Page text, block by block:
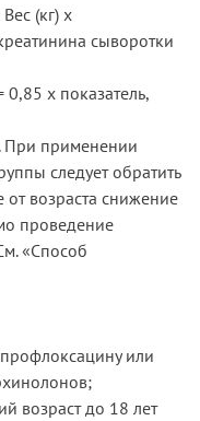
(кг) х
сыворотки
х показатель,
При применении
следует обратить
возраста снижение
проведение
«Способ
или
возраст до 18 лет